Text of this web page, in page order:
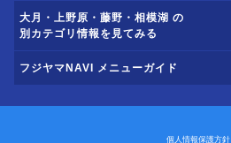
大月・上野原・藤野・相模湖 の
別カテゴリ情報を見てみる
フジヤマNAVI メニューガイド
個人情報保護方針